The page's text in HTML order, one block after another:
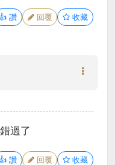
👍 讚 回覆 收藏
過了
👍 讚 回覆 收藏